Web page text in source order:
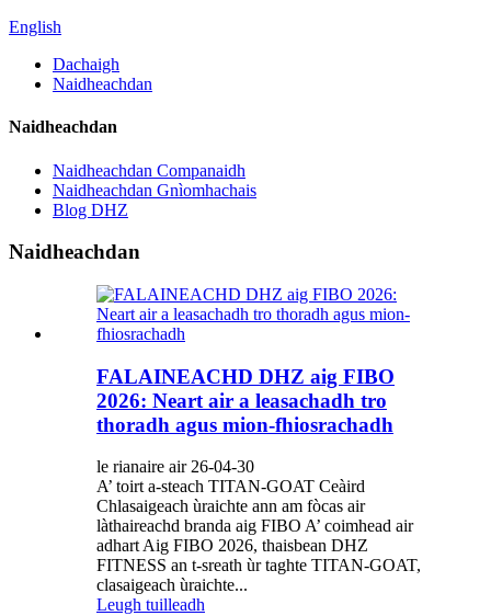
English
Dachaigh
Naidheachdan
Naidheachdan
Naidheachdan Companaidh
Naidheachdan Gnìomhachais
Blog DHZ
Naidheachdan
FALAINEACHD DHZ aig FIBO
2026: Neart air a leasachadh tro
thoradh agus mion-fhiosrachadh
le rianaire air 26-04-30
A’ toirt a-steach TITAN-GOAT Ceàird
Chlasaigeach ùraichte ann am fòcas air
làthaireachd branda aig FIBO A’ coimhead air
adhart Aig FIBO 2026, thaisbean DHZ
FITNESS an t-sreath ùr taghte TITAN-GOAT,
clasaigeach ùraichte...
Leugh tuilleadh